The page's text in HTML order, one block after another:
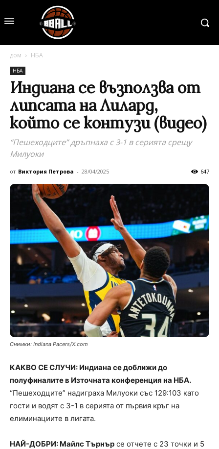
дом НБА
НБА
Индиана се възползва от
липсата на Лилард,
който се контузи (видео)
“Пешеходците” дръпнаха с 3-1 в серията срещу
Милуоки
от Виктория Петрова - 28/04/2025 647
Снимки: Indiana Pacers/X.com
КАКВО СЕ СЛУЧИ: Индиана се доближи до
полуфиналите в Източната конференция на НБА.
“Пешеходците” надиграха Милуоки със 129:103 като
гости и водят с 3-1 в серията от първия кръг на
елиминациите в лигата.
НАЙ-ДОБРИ: Майлс Търнър се отчете с 23 точки и 5